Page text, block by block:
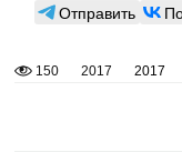
Отправить
150 2017 2017